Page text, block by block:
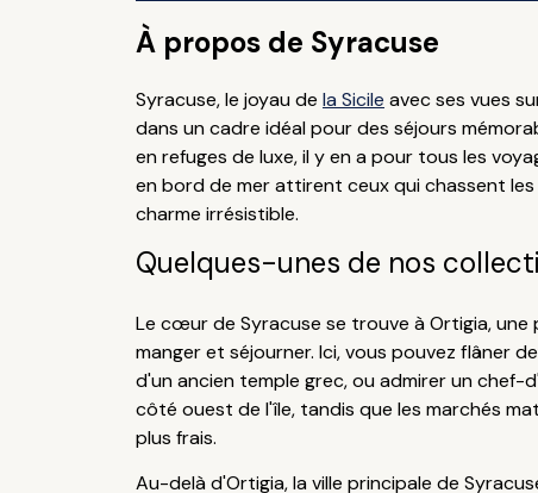
À propos de Syracuse
Syracuse, le joyau de la Sicile avec ses vues
dans un cadre idéal pour des séjours
en refuges de luxe, il y en a pour tous les
en bord de mer attirent ceux qui chassent
charme irrésistible.
Quelques-unes de nos
Le cœur de Syracuse se trouve à Ortigia,
manger et séjourner. Ici, vous pouvez flâner
d'un ancien temple grec, ou admirer un
côté ouest de l'île, tandis que les marchés
plus frais.
Au-delà d'Ortigia, la ville principale de